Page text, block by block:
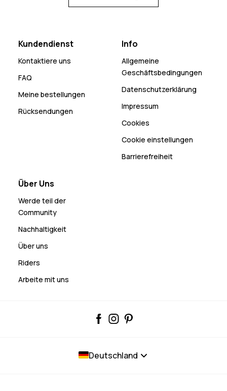
Kundendienst
Kontaktiere uns
FAQ
Meine bestellungen
Rücksendungen
Info
Allgemeine
Geschäftsbedingungen
Datenschutzerklärung
Impressum
Cookies
Cookie einstellungen
Barrierefreiheit
Über Uns
Werde teil der
Community
Nachhaltigkeit
Über uns
Riders
Arbeite mit uns
Deutschland